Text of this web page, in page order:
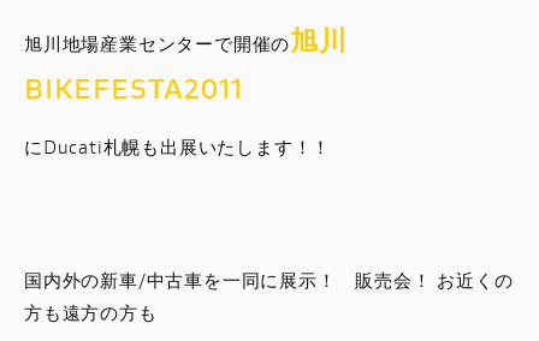
DUCATI OWNER’S CLUB
コンフィギュレーター
旭川地場産業センターで開催の旭川
BIKEFESTA2011
にDucati札幌も出展いたします！！
国内外の新車/中古車を一同に展示！ 販売会！ お近くの
方も遠方の方も